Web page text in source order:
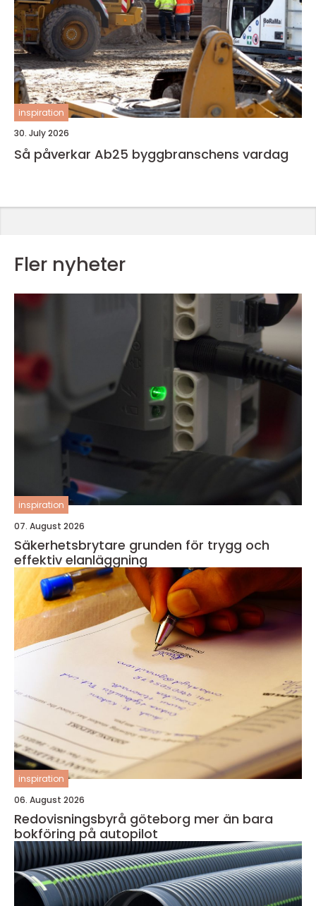
inspiration
30. July 2026
Så påverkar Ab25 byggbranschens vardag
Fler nyheter
inspiration
07. August 2026
Säkerhetsbrytare grunden för trygg och
effektiv elanläggning
inspiration
06. August 2026
Redovisningsbyrå göteborg mer än bara
bokföring på autopilot